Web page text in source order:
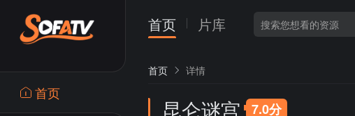
首页
首页 片库
首页 详情
昆仑谜宫 7.0分